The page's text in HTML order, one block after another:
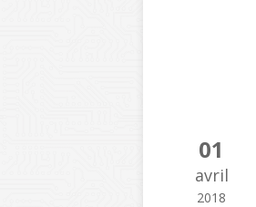
01
avril
2018